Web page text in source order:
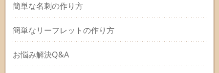
簡単な名刺の作り方
簡単なリーフレットの作り方
お悩み解決Q&A